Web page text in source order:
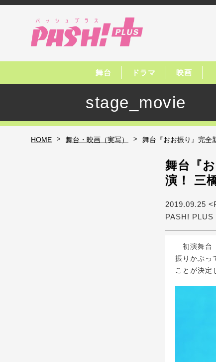
舞台 ドラマ 映画
stage_movie
HOME > 舞台・映画（実写） > 舞台『おお振り』完全
舞台『
演！ 三
2019.09.25
PASH! PLUS
初演舞台
振りかぶっ
ことが決定